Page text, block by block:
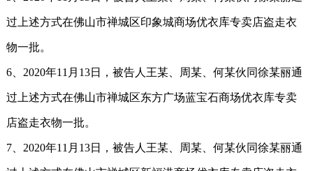
过上述方式在佛山市禅城区印象城商场优衣库专卖店盗走衣
物一批。
6、2020年11月13日，被告人王某、周某、何某伙同徐某丽通
过上述方式在佛山市禅城区东方广场蓝宝石商场优衣库专卖
店盗走衣物一批。
7、2020年11月13日，被告人王某、周某、何某伙同徐某丽通